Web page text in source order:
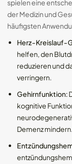
spielen eine
der Medizin und
häufigsten
Herz-Kreislauf-
helfen, den
reduzieren und
verringern.
Gehirnfunktion:
kognitive
Demenz mindern.